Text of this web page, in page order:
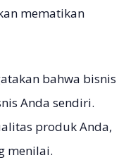
mematikan
bahwa bisnis
Anda sendiri.
produk Anda,
menilai.